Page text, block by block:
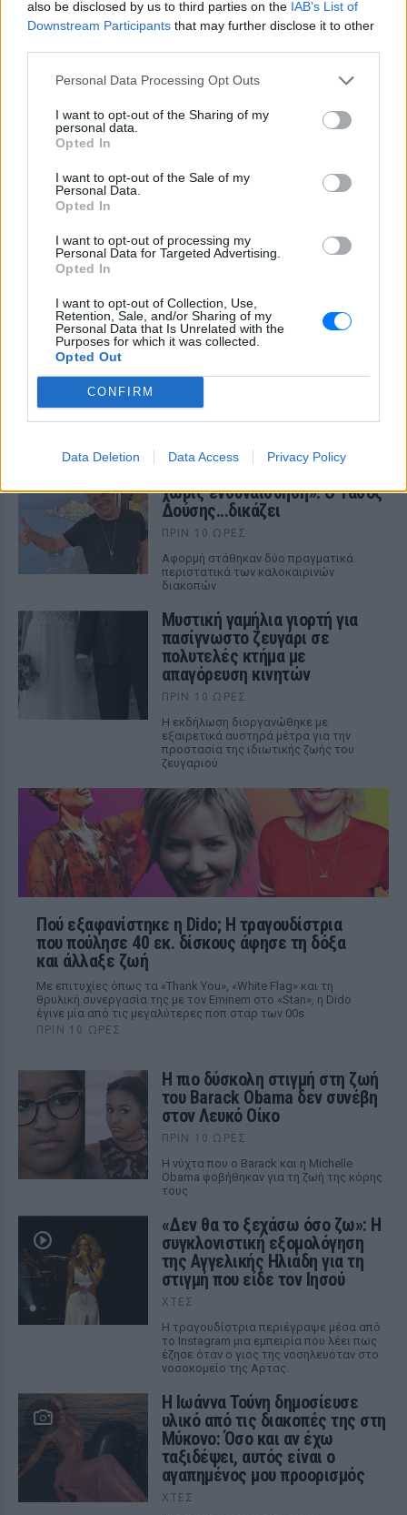
also be disclosed by us to third parties on the IAB’s List of
Downstream Participants that may further disclose it to other
Personal Data Processing Opt Outs
I want to opt-out of the Sharing of my
personal data.
Opted In
I want to opt-out of the Sale of my
Personal Data.
Opted In
I want to opt-out of processing my
Personal Data for Targeted Advertising.
Opted In
I want to opt-out of Collection, Use,
Retention, Sale, and/or Sharing of my
Personal Data that Is Unrelated with the
Purposes for which it was collected.
Opted Out
CONFIRM
Data Deletion Data Access Privacy Policy
ΔΕΙΤΕ ΕΠΙΣΗΣ
ΣΤΗΝ ΙΔΙΑ ΚΑΤΗΓΟΡΙΑ
πλήρωσε με το ίδιο νόμισμα
θαμώνα: «Εσένα σου αρέσει
αυτό;»
με δύναμη λουλούδια μαζί με τα πανέρια
και η τραγουδίστρια ανταπέδωσε
χωρίς ενσυναίσθηση»: Ο Τάσος
Δούσης...δικάζει
ΠΡΙΝ 10 ΏΡΕΣ
Αφορμή στάθηκαν δύο πραγματικά
περιστατικά των καλοκαιρινών
διακοπών
Μυστική γαμήλια γιορτή για
πασίγνωστο ζευγάρι σε
πολυτελές κτήμα με
απαγόρευση κινητών
ΠΡΙΝ 10 ΏΡΕΣ
Η εκδήλωση διοργανώθηκε με
εξαιρετικά αυστηρά μέτρα για την
προστασία της ιδιωτικής ζωής του
ζευγαριού
Πού εξαφανίστηκε η Dido; Η τραγουδίστρια
που πούλησε 40 εκ. δίσκους άφησε τη δόξα
και άλλαξε ζωή
Με επιτυχίες όπως τα «Thank You», «White Flag» και τη
θρυλική συνεργασία της με τον Eminem στο «Stan», η Dido
έγινε μία από τις μεγαλύτερες ποπ σταρ των 00s
ΠΡΙΝ 10 ΏΡΕΣ
Η πιο δύσκολη στιγμή στη ζωή
του Barack Obama δεν συνέβη
στον Λευκό Οίκο
ΠΡΙΝ 10 ΏΡΕΣ
Η νύχτα που ο Barack και η Michelle
Obama φοβήθηκαν για τη ζωή της κόρης
τους
«Δεν θα το ξεχάσω όσο ζω»: Η
συγκλονιστική εξομολόγηση
της Αγγελικής Ηλιάδη για τη
στιγμή που είδε τον Ιησού
ΧΤΕΣ
Η τραγουδίστρια περιέγραψε μέσα από
το Instagram μια εμπειρία που λέει πως
έζησε όταν ο γιος της νοσηλευόταν στο
νοσοκομείο της Αρτας.
Η Ιωάννα Τούνη δημοσίευσε
υλικό από τις διακοπές της στη
Μύκονο: Όσο και αν έχω
ταξιδέψει, αυτός είναι ο
αγαπημένος μου προορισμός
ΧΤΕΣ